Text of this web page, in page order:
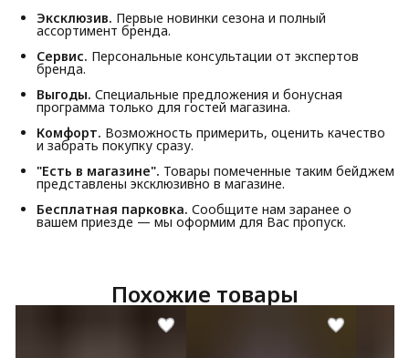
Эксклюзив. Первые новинки сезона и полный
ассортимент бренда.
Сервис. Персональные консультации от экспертов
бренда.
Выгоды. Специальные предложения и бонусная
программа только для гостей магазина.
Комфорт. Возможность примерить, оценить качество
и забрать покупку сразу.
"Есть в магазине". Товары помеченные таким бейджем
представлены эксклюзивно в магазине.
Бесплатная парковка. Сообщите нам заранее о
вашем приезде — мы оформим для Вас пропуск.
Похожие товары